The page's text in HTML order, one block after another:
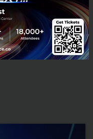
เอง สร้างระบบ
มรูปแบบ ด้วยทีม ttb spark
ศักยภาพระบบด้วย AI,